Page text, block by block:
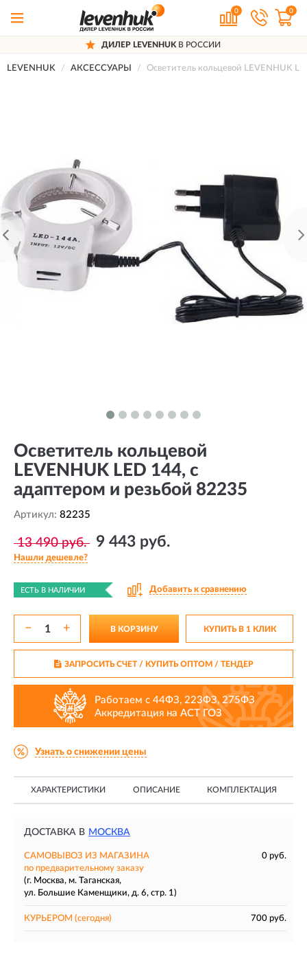
0 0
ДИЛЕР LEVENHUKВ РОССИИ
LEVENHUK АКСЕССУАРЫ Осветитель кольцевой LEVENHUK
Осветитель кольцевой
LEVENHUK LED 144, с
адаптером и резьбой 82235
Артикул: 82235
13 490 руб. 9 443 руб.
Нашли дешевле?
ЕСТЬ В НАЛИЧИИ Добавить к сравнению
− + В КОРЗИНУ КУПИТЬ В 1 КЛИК
ЗАПРОСИТЬ СЧЕТ / КУПИТЬ ОПТОМ/ ТЕНДЕР
Работаем с 44ФЗ, 223ФЗ, 275ФЗ
Аккредитация на АСТ ГОЗ
Узнать о снижении цены
ХАРАКТЕРИСТИКИ ОПИСАНИЕ КОМПЛЕКТАЦИЯ
ДОСТАВКА В МОСКВА
САМОВЫВОЗ ИЗ МАГАЗИНА
0 руб.
по предварительному заказу
(г. Москва, м. Таганская,
ул. Большие Каменщики, д. 6, стр. 1)
КУРЬЕРОМ (сегодня) 700 руб.